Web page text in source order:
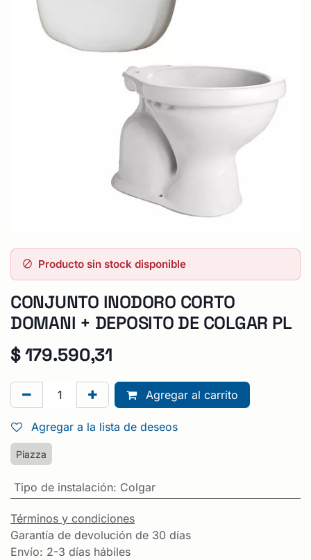
Producto sin stock disponible
CONJUNTO INODORO CORTO
DOMANI + DEPOSITO DE COLGAR PL
$179.590,31
Agregar al carrito
Agregar a la lista de deseos
Piazza
Tipo de instalación: Colgar
Términos y condiciones
Garantía de devolución de 30 días
Envío: 2-3 días hábiles